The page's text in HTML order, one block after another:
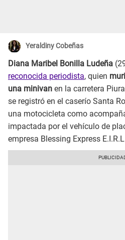
Yeraldiny Cobeñas
Diana Maribel Bonilla Ludeña
reconocida periodista, quien
una minivan en la carretera
se registró en el caserío Santa
una motocicleta como
impactada por el vehículo de
empresa Blessing Express